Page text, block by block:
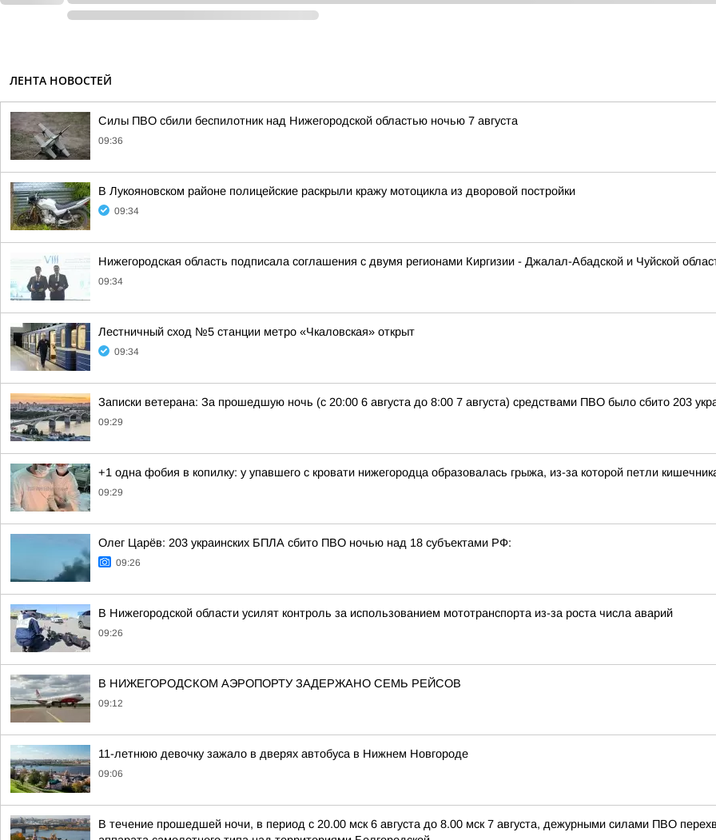
ЛЕНТА НОВОСТЕЙ
Силы ПВО сбили беспилотник над Нижегородской областью ночью 7 августа
09:36
В Лукояновском районе полицейские раскрыли кражу мотоцикла из дворовой постройки
09:34
Нижегородская область подписала соглашения с двумя регионами Киргизии - Джалал-Абадской и Чуйской
09:34
Лестничный сход №5 станции метро «Чкаловская» открыт
09:34
Записки ветерана: За прошедшую ночь (с 20:00 6 августа до 8:00 7 августа) средствами ПВО было сбито 203
09:29
+1 одна фобия в копилку: у упавшего с кровати нижегородца образовалась грыжа, из-за которой петли
09:29
Олег Царёв: 203 украинских БПЛА сбито ПВО ночью над 18 субъектами РФ:
09:26
В Нижегородской области усилят контроль за использованием мототранспорта из-за роста числа аварий
09:26
В НИЖЕГОРОДСКОМ АЭРОПОРТУ ЗАДЕРЖАНО СЕМЬ РЕЙСОВ
09:12
11-летнюю девочку зажало в дверях автобуса в Нижнем Новгороде
09:06
В течение прошедшей ночи, в период с 20.00 мск 6 августа до 8.00 мск 7 августа, дежурными силами ПВО